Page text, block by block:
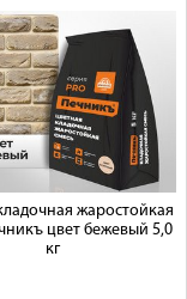
жаростойкая
цвет бежевый 5,0
кг